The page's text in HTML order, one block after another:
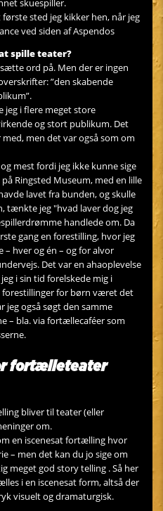
sted jeg kikker hen, når jeg
ved siden af Aspendos
spille teater?
ord på. Men der er ingen
”den skabende
jeg i flere meget store
og stort publikum. Det
men det var også som om
mest fordi jeg ikke kunne sige
Ringsted Museum, med en lille
lavet fra bunden, og skulle
tænkte jeg "hvad laver dog jeg
handlede om. Da
gang en forestilling, hvor jeg
hver og én – og for alvor
Det var en ahaoplevelse
i sin tid forelskede mig i
forestillinger for børn været det
jeg også søgt den samme
– bla. via fortællecaféer som
fortælleteater
bliver til teater (eller
om.
en iscenesat fortælling hvor
– men det kan du jo sige om
meget god story telling . Så her
i en iscenesat form, altså der
visuelt og dramaturgisk.